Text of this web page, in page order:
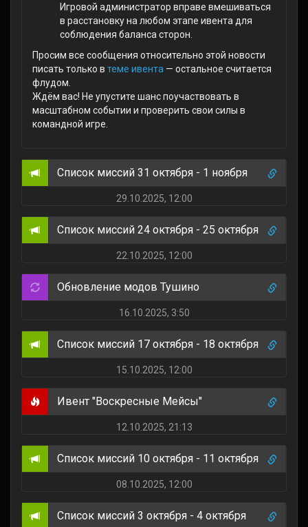
Игровой администратор вправе вмешиваться
в расстановку на любом этапе ивента для
соблюдения баланса сторон.
Просим все сообщения относительно этой новости
писать только в теме ивента — остальное считается
флудом.
Ждём вас! Не упустите шанс поучаствовать в
масштабном событии и проверить свои силы в
командной игре.
Список миссий 31 октября - 1 ноября
29.10.2025, 12:00
Список миссий 24 октября - 25 октября
22.10.2025, 12:00
Обновление модов Тушино
16.10.2025, 3:50
Список миссий 17 октября - 18 октября
15.10.2025, 12:00
Ивент "Воскресные Мейсы"
12.10.2025, 21:13
Список миссий 10 октября - 11 октября
08.10.2025, 12:00
Список миссий 3 октября - 4 октября